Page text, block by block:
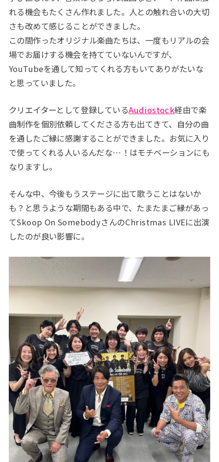
れる機会もたくさん作れました。人との触れ合いの大切
さも改めて感じることができました。
この間作ったオリジナル楽曲たちは、一度もリアルの会
場でお届けする機会を持てていないんですが、
YouTubeを通して知ってくれる方もいてありがたいな
と思っていました。
クリエイターとして登録しているAudiostock経由で楽
曲制作を個別依頼してくださる方も出てきて、自分の曲
を通したご縁に感謝することができました。お気に入り
で使ってくれる人いるんだな…！はモチベーションにも
なりますし。
そんな中、今後もうステージに出て歌うことはないか
も？と思うような期間もある中で、たまたまご縁があっ
てSkoop On SomebodyさんのChristmas LIVEに出演
したのが良い影響に。